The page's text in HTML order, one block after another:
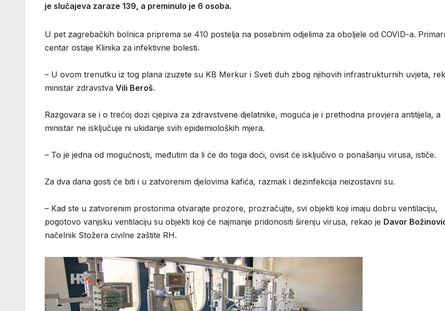
je slučajeva zaraze 139, a preminulo je 6 osoba.
U pet zagrebačkih bolnica priprema se 410 postelja na posebnim odjelima za oboljele od COVID-a.
centar ostaje Klinika za infektivne bolesti.
– U ovom trenutku iz tog plana izuzete su KB Merkur i Sveti duh zbog njihovih infrastrukturnih uvjeta,
ministar zdravstva Vili Beroš.
Razgovara se i o trećoj dozi cjepiva za zdravstvene djelatnike, moguća je i prethodna provjera antitijela, a
ministar ne isključuje ni ukidanje svih epidemioloških mjera.
– To je jedna od mogućnosti, međutim da li će do toga doći, ovisit će isključivo o ponašanju virusa, ističe.
Za dva dana gosti će biti i u zatvorenim djelovima kafića, razmak i dezinfekcija neizostavni su.
– Kad ste u zatvorenim prostorima otvarajte prozore, prozračujte, svi objekti koji imaju dobru ventilaciju,
pogotovo vanjsku ventilaciju su objekti koji će najmanje pridonositi širenju virusa, rekao je Davor
načelnik Stožera civilne zaštite RH.
Reproduktor
videozapisa